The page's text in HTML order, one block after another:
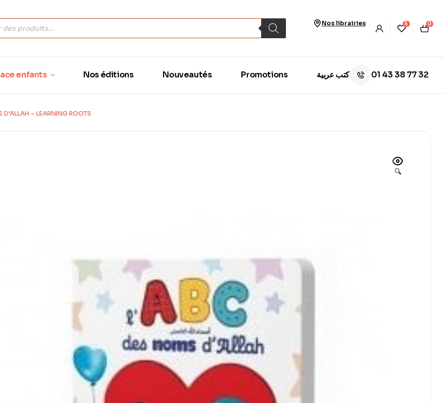
Nos librairies 5 0
enfants Nos éditions Nouveautés Promotions كتب عربية 01 43 38 77 32
D’ALLAH – LEARNING ROOTS
🔍